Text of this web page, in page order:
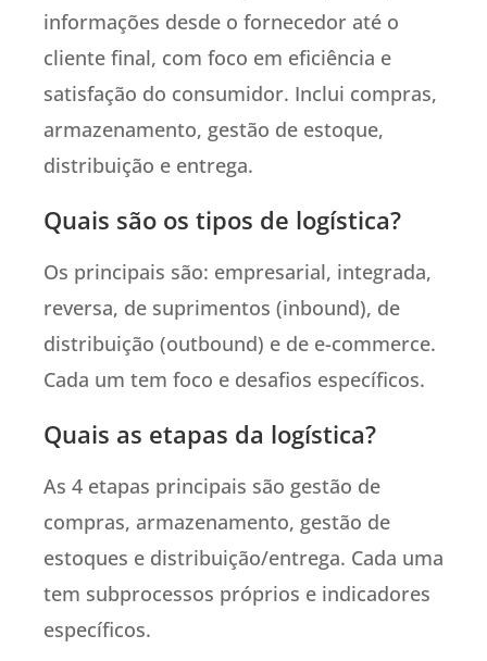
informações desde o fornecedor até o
cliente final, com foco em eficiência e
satisfação do consumidor. Inclui compras,
armazenamento, gestão de estoque,
distribuição e entrega.
Quais são os tipos de logística?
Os principais são: empresarial, integrada,
reversa, de suprimentos (inbound), de
distribuição (outbound) e de e-commerce.
Cada um tem foco e desafios específicos.
Quais as etapas da logística?
As 4 etapas principais são gestão de
compras, armazenamento, gestão de
estoques e distribuição/entrega. Cada uma
tem subprocessos próprios e indicadores
específicos.